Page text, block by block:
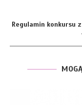
Regulamin konkursu